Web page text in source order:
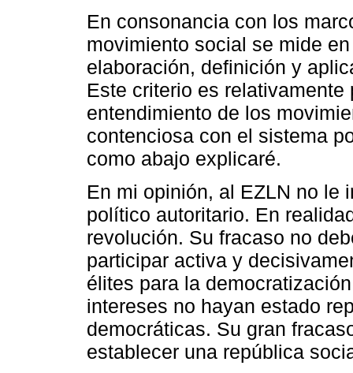
En consonancia con los
movimiento social se mide
elaboración, definición y
Este criterio es
entendimiento de los
contenciosa con el sistema
como abajo explicaré.
En mi opinión, al EZLN no le
político autoritario. En
revolución. Su fracaso no
participar activa y
élites para la
intereses no hayan estado
democráticas. Su gran
establecer una república